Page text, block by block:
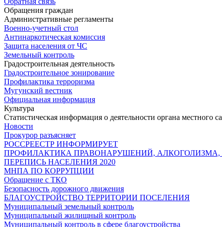
Обращения граждан
Административные регламенты
Военно-учетный стол
Антинаркотическая комиссия
Защита населения от ЧС
Земельный контроль
Градостроительная деятельность
Градостроительное зонирование
Профилактика терроризма
Мугунский вестник
Официальная информация
Культура
Статистическая информация о деятельности органа местного
Новости
Прокурор разъясняет
РОССРЕЕСТР ИНФОРМИРУЕТ
ПРОФИЛАКТИКА ПРАВОНАРУШЕНИЙ,
ПЕРЕПИСЬ НАСЕЛЕНИЯ 2020
МНПА ПО КОРРУПЦИИ
Обращение с ТКО
Безопасность дорожного движения
БЛАГОУСТРОЙСТВО ТЕРРИТОРИИ ПОСЕЛЕНИЯ
Муниципальный земельный контроль
Муниципальный жилищный контроль
Муниципальный контроль в сфере благоустройства